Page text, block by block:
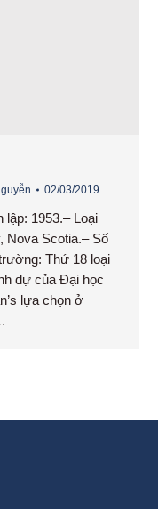
02/03/2019
lập: 1953.– Loại
Nova Scotia.– Số
Thứ 18 loại
dự của Đại học
lựa chọn ở